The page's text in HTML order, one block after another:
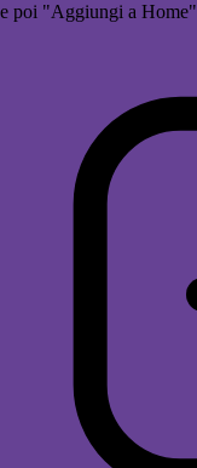
e poi "Aggiungi a Home"